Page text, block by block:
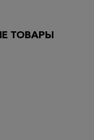
ТОВАРЫ